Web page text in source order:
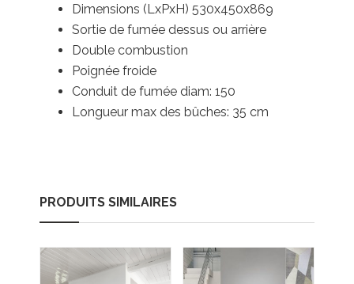
Dimensions (LxPxH) 530x450x869
Sortie de fumée dessus ou arrière
Double combustion
Poignée froide
Conduit de fumée diam: 150
Longueur max des bûches: 35 cm
PRODUITS SIMILAIRES